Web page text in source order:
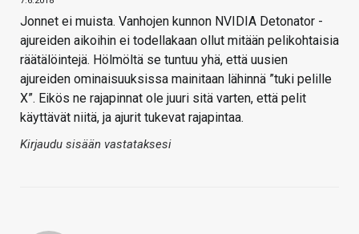
Jonnet ei muista. Vanhojen kunnon NVIDIA Detonator -
ajureiden aikoihin ei todellakaan ollut mitään pelikohtaisia
räätälöintejä. Hölmöltä se tuntuu yhä, että uusien
ajureiden ominaisuuksissa mainitaan lähinnä ”tuki pelille
X”. Eikös ne rajapinnat ole juuri sitä varten, että pelit
käyttävät niitä, ja ajurit tukevat rajapintaa.
Kirjaudu sisään vastataksesi